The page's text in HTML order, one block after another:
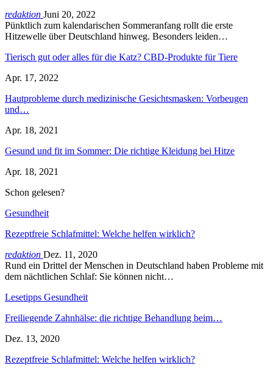
redaktion Juni 20, 2022
Pünktlich zum kalendarischen Sommeranfang rollt die erste
Hitzewelle über Deutschland hinweg. Besonders leiden…
Tierisch gut oder alles für die Katz? CBD-Produkte für Tiere
Apr. 17, 2022
Hautprobleme durch medizinische Gesichtsmasken: Vorbeugen
und…
Apr. 18, 2021
Gesund und fit im Sommer: Die richtige Kleidung bei Hitze
Apr. 18, 2021
Schon gelesen?
Gesundheit
Rezeptfreie Schlafmittel: Welche helfen wirklich?
redaktion Dez. 11, 2020
Rund ein Drittel der Menschen in Deutschland haben Probleme mit
dem nächtlichen Schlaf: Sie können nicht…
Lesetipps Gesundheit
Freiliegende Zahnhälse: die richtige Behandlung beim…
Dez. 13, 2020
Rezeptfreie Schlafmittel: Welche helfen wirklich?